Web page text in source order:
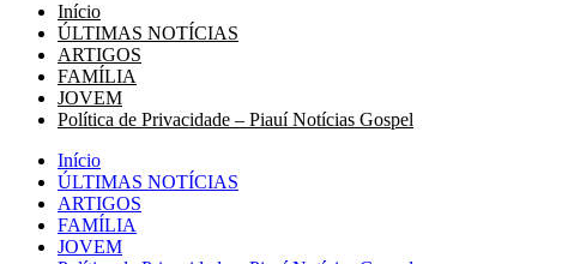
Início
ÚLTIMAS NOTÍCIAS
ARTIGOS
FAMÍLIA
JOVEM
Política de Privacidade – Piauí Notícias Gospel
Início
ÚLTIMAS NOTÍCIAS
ARTIGOS
FAMÍLIA
JOVEM